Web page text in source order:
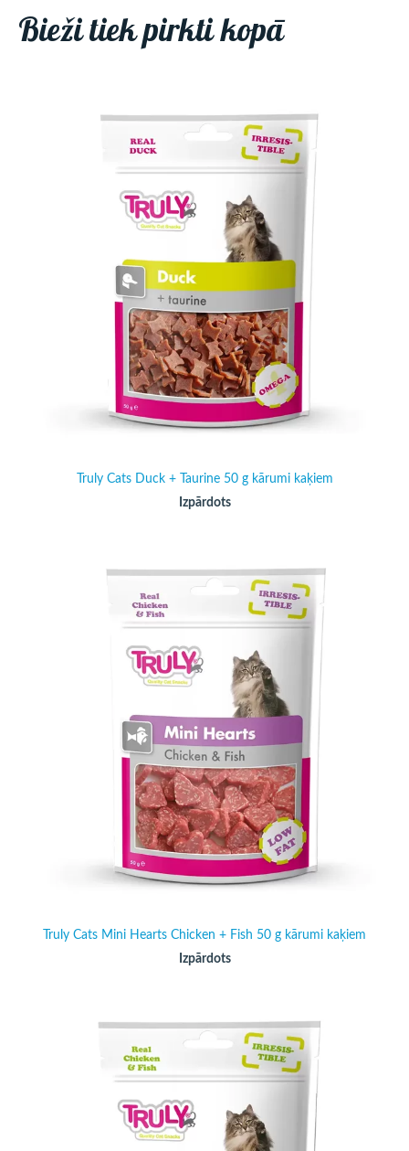
Bieži tiek pirkti kopā
Truly Cats Duck + Taurine 50 g kārumi kaķiem
Izpārdots
Truly Cats Mini Hearts Chicken + Fish 50 g kārumi kaķiem
Izpārdots